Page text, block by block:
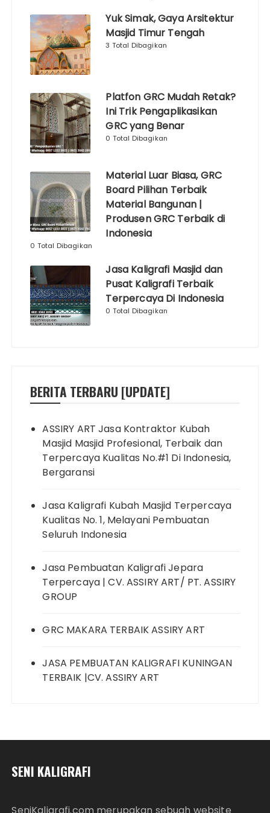
Yuk Simak, Gaya Arsitektur
Masjid Timur Tengah
3 Total Dibagikan
Platfon GRC Mudah Retak?
Ini Trik Pengaplikasikan
GRC yang Benar
0 Total Dibagikan
Material Luar Biasa, GRC
Board Pilihan Terbaik
Material Bangunan |
Produsen GRC Terbaik di
Indonesia
0 Total Dibagikan
Jasa Kaligrafi Masjid dan
Pusat Kaligrafi Terbaik
Terpercaya Di Indonesia
0 Total Dibagikan
BERITA TERBARU [UPDATE]
ASSIRY ART Jasa Kontraktor Kubah
Masjid Masjid Profesional, Terbaik dan
Terpercaya Kualitas No.#1 Di Indonesia,
Bergaransi
Jasa Kaligrafi Kubah Masjid Terpercaya
Kualitas No. 1, Melayani Pembuatan
Seluruh Indonesia
Jasa Pembuatan Kaligrafi Jepara
Terpercaya | CV. ASSIRY ART/ PT. ASSIRY
GROUP
GRC MAKARA TERBAIK ASSIRY ART
JASA PEMBUATAN KALIGRAFI KUNINGAN
TERBAIK |CV. ASSIRY ART
SENI KALIGRAFI
SeniKaligrafi.com merupakan sebuah website